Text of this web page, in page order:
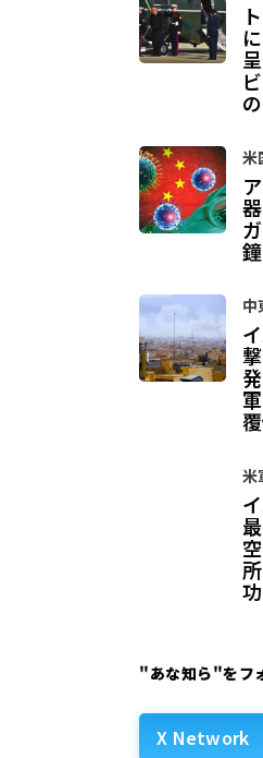
米
中
米
功
"あな知ら"をフ
X Network